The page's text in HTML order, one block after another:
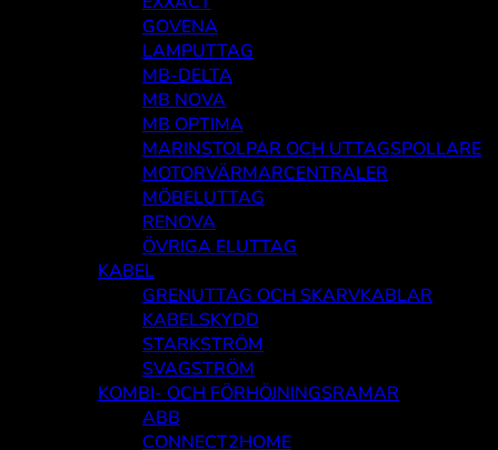
GOVENA
LAMPUTTAG
MB-DELTA
MB NOVA
MB OPTIMA
MARINSTOLPAR OCH UTTAGSPOLLARE
MOTORVÄRMARCENTRALER
MÖBELUTTAG
RENOVA
ÖVRIGA ELUTTAG
KABEL
GRENUTTAG OCH SKARVKABLAR
KABELSKYDD
STARKSTRÖM
SVAGSTRÖM
KOMBI- OCH FÖRHÖJNINGSRAMAR
ABB
CONNECT2HOME